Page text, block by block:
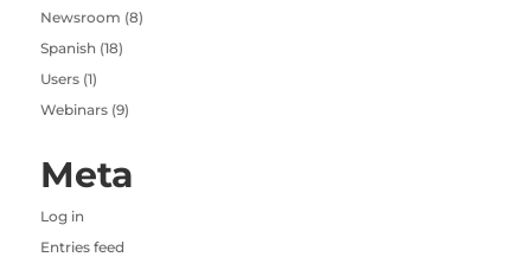
Newsroom (8)
Spanish (18)
Users(1)
Webinars(9)
Meta
Log in
Entries feed